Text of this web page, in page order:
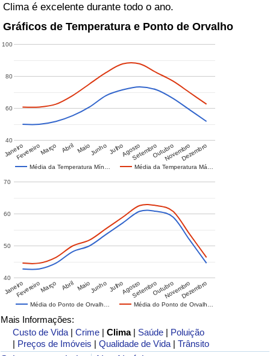
Clima é excelente durante todo o ano.
Gráficos de Temperatura e Ponto de Orvalho
Média da Temperatura Mín… Média da Temperatura Má…
JaneiroFevereiroMarço Abril MaioJunho JulhoAgostoSetembroOutubroNovembroDezembro
40
60
80
100
Média do Ponto de Orvalh… Média do Ponto de Orvalh…
JaneiroFevereiroMarço Abril MaioJunho JulhoAgostoSetembroOutubroNovembroDezembro
40
50
60
70
Mais Informações:
Custo de Vida |Crime |Clima | Saúde | Poluição
| Preços de Imóveis |Qualidade de Vida |Trânsito